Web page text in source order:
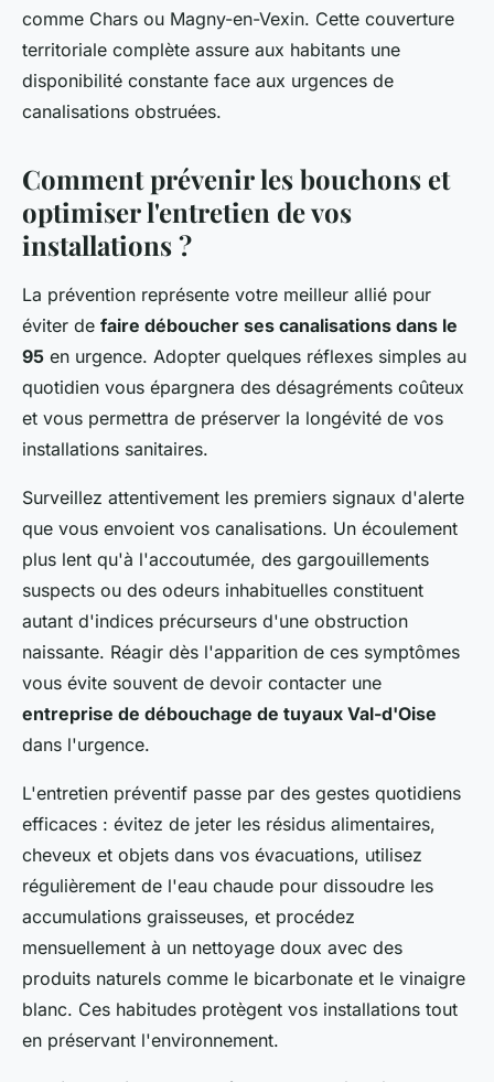
comme Chars ou Magny-en-Vexin. Cette couverture
territoriale complète assure aux habitants une
disponibilité constante face aux urgences de
canalisations obstruées.
Comment prévenir les bouchons et
optimiser l'entretien de vos
installations ?
La prévention représente votre meilleur allié pour
éviter de faire déboucher ses canalisations dans le
95 en urgence. Adopter quelques réflexes simples au
quotidien vous épargnera des désagréments coûteux
et vous permettra de préserver la longévité de vos
installations sanitaires.
Surveillez attentivement les premiers signaux d'alerte
que vous envoient vos canalisations. Un écoulement
plus lent qu'à l'accoutumée, des gargouillements
suspects ou des odeurs inhabituelles constituent
autant d'indices précurseurs d'une obstruction
naissante. Réagir dès l'apparition de ces symptômes
vous évite souvent de devoir contacter une
entreprise de débouchage de tuyaux Val-d'Oise
dans l'urgence.
L'entretien préventif passe par des gestes quotidiens
efficaces : évitez de jeter les résidus alimentaires,
cheveux et objets dans vos évacuations, utilisez
régulièrement de l'eau chaude pour dissoudre les
accumulations graisseuses, et procédez
mensuellement à un nettoyage doux avec des
produits naturels comme le bicarbonate et le vinaigre
blanc. Ces habitudes protègent vos installations tout
en préservant l'environnement.